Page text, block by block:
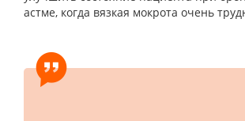
астме, когда вязкая мокрота очень